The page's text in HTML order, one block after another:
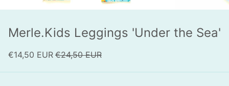
Merle.Kids Leggings 'Under the Sea'
€14,50 EUR €24,50 EUR